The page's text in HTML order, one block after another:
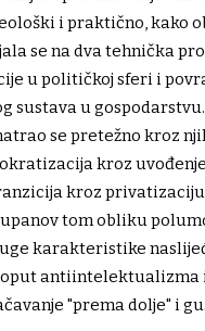
i praktično, kako
se na dva tehnička
u političkoj sferi i
sustava u
se pretežno kroz
kroz
kroz
tom obliku
karakteristike
antiintelektualizma
"prema dolje" i